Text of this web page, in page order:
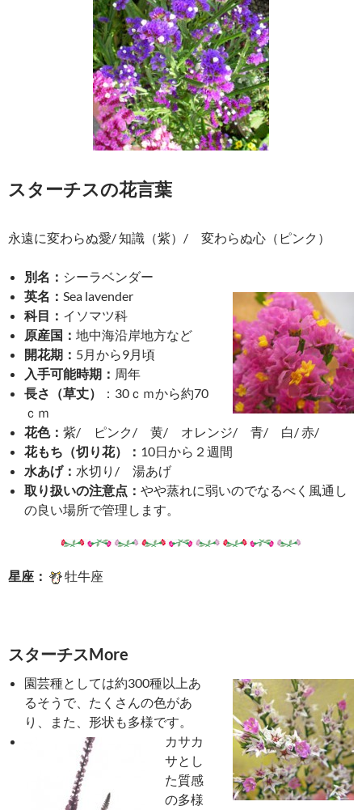
スターチスの花言葉
永遠に変わらぬ愛/ 知識（紫）/ 変わらぬ心（ピンク）
別名： シーラベンダー
英名： Sea lavender
科目： イソマツ科
原産国： 地中海沿岸地方など
開花期： 5月から9月頃
入手可能時期： 周年
長さ（草丈）
：30ｃｍから約70
ｃｍ
花色： 紫/ ピンク/ 黄/ オレンジ/ 青/ 白/ 赤/
花もち（切り花）： 10日から２週間
水あげ： 水切り/ 湯あげ
取り扱いの注意点： やや蒸れに弱いのでなるべく風通し
の良い場所で管理します。
星座： 牡牛座
スターチスMore
園芸種としては約300種以上あ
るそうで、たくさんの色があ
り、また、形状も多様です。
カサカ
サとし
た質感
の多様